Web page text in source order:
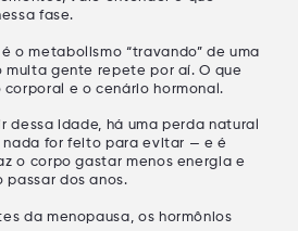
fase.
o metabolismo “travando” de uma
muita gente repete por aí. O que
corporal e ocenário hormonal .
dessa idade, há umaperda natural
nada for feito para evitar — e é
o corpo gastar menos energia e
passar dos anos.
da menopausa, os hormônios